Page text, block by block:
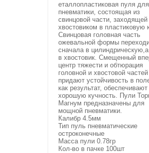
еталлопластиковая пуля для
пневматики, состоящая из
свинцовой части, заходящей
хвостовиком в пластиковую
Свинцовая головная часть
ожевальной формы
сначала в
в хвостовик. Смещенный
центр тяжести и обтюрация
головной и хвостовой
придают устойчивость в
как результат, обеспечивают
хорошую кучность. Пули
Магнум предназначены для
мощной пневматики.
Калибр 4.5мм
Тип пуль пневматические
остроконечные
Масса пули 0.78гр
Кол-во в пачке 100шт